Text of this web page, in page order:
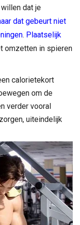
dat je
dat gebeurt niet
. Plaatselijk
omzetten in spieren
calorietekort
om de
verder vooral
uiteindelijk